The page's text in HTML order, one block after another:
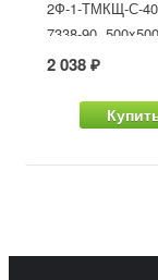
2Ф-1-ТМКЩ-С-
7338-90,
2 038 ₽